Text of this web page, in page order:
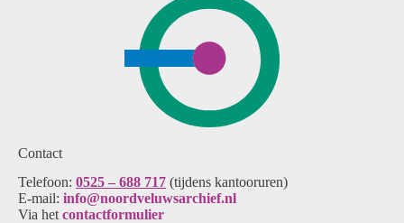
Contact
Telefoon: 0525 – 688 717 (tijdens kantooruren)
E-mail: info@noordveluwsarchief.nl
Via het contactformulier